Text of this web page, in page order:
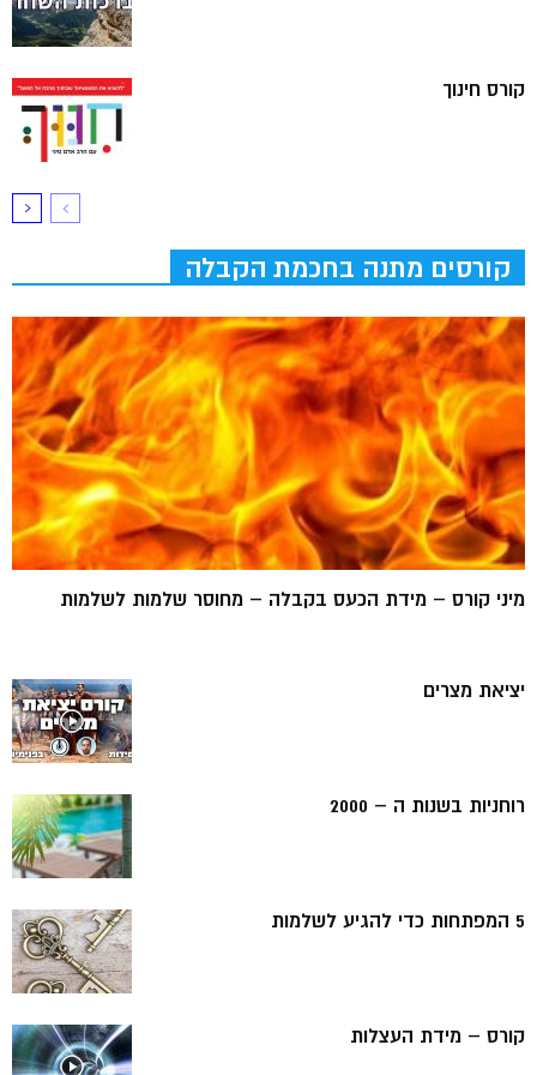
קורס חינוך
קורסים מתנה בחכמת הקבלה
מיני קורס – מידת הכעס בקבלה – מחוסר שלמות לשלמות
יציאת מצרים
רוחניות בשנות ה – 2000
5 המפתחות כדי להגיע לשלמות
קורס – מידת העצלות